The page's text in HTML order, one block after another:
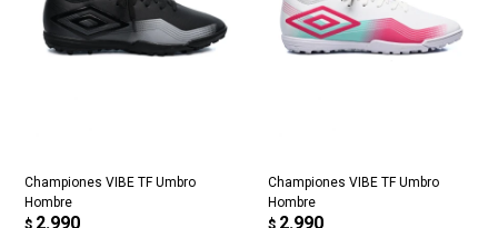
Championes VIBE TF Umbro
Hombre
$ 2.990
Championes VIBE TF Umbro
Hombre
$ 2.990